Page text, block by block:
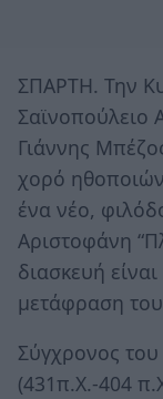
ΣΠΑΡΤΗ. Την
Σαϊνοπούλειο
Γιάννης
χορό
ένα νέο,
Αριστοφάνη
διασκευή
μετάφραση
Σύγχρονος
(431π.Χ.-404